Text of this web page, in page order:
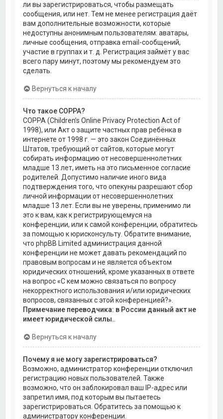
ли вы зарегистрироваться, чтобы размещать
сообщения, или нет. Тем не менее регистрация даёт
вам дополнительные возможности, которые
недоступны анонимным пользователям: аватары,
личные сообщения, отправка email-сообщений,
участие в группах и т. д. Регистрация займёт у вас
всего пару минут, поэтому мы рекомендуем это
сделать.
Вернуться к началу
Что такое COPPA?
COPPA (Children’s Online Privacy Protection Act of
1998), или Акт о защите частных прав ребёнка в
интернете от 1998 г. — это закон Соединённых
Штатов, требующий от сайтов, которые могут
собирать информацию от несовершеннолетних
младше 13 лет, иметь на это письменное согласие
родителей. Допустимо наличие иного вида
подтверждения того, что опекуны разрешают сбор
личной информации от несовершеннолетних
младше 13 лет. Если вы не уверены, применимо ли
это к вам, как к регистрирующемуся на
конференции, или к самой конференции, обратитесь
за помощью к юрисконсульту. Обратите внимание,
что phpBB Limited администрация данной
конференции не может давать рекомендаций по
правовым вопросам и не является объектом
юридических отношений, кроме указанных в ответе
на вопрос «С кем можно связаться по вопросу
некорректного использования и/или юридических
вопросов, связанных с этой конференцией?».
Примечание переводчика: в России данный акт не
имеет юридической силы.
Вернуться к началу
Почему я не могу зарегистрироваться?
Возможно, администратор конференции отключил
регистрацию новых пользователей. Также
возможно, что он заблокировал ваш IP-адрес или
запретил имя, под которым вы пытаетесь
зарегистрироваться. Обратитесь за помощью к
администратору конференции.